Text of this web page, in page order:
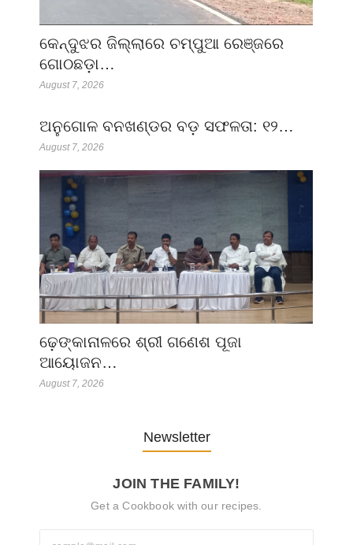
କେନ୍ଦୁଝର ଜିଲ୍ଲାରେ ଚମ୍ପୁଆ ରେଞ୍ଜରେ
ଗୋଠଛଡ଼ା…
August 7, 2026
ଅନୁଗୋଳ ବନଖଣ୍ଡର ବଡ଼ ସଫଳତା: ୧୨…
August 7, 2026
ଢ଼େଙ୍କାନାଳରେ ଶ୍ରୀ ଗଣେଶ ପୂଜା
ଆୟୋଜନ…
August 7, 2026
Newsletter
JOIN THE FAMILY!
Get a Cookbook with our recipes.